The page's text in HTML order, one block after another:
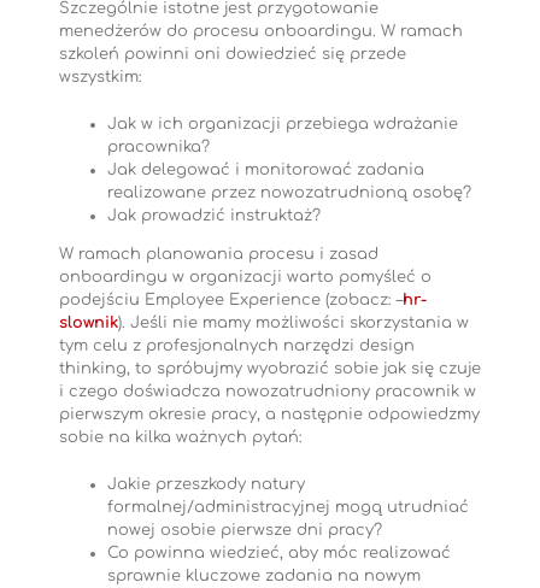
Szczególnie istotne jest przygotowanie
menedżerów do procesu onboardingu. W ramach
szkoleń powinni oni dowiedzieć się przede
wszystkim:
Jak w ich organizacji przebiega wdrażanie
pracownika?
Jak delegować i monitorować zadania
realizowane przez nowozatrudnioną osobę?
Jak prowadzić instruktaż?
W ramach planowania procesu i zasad
onboardingu w organizacji warto pomyśleć o
podejściu Employee Experience (zobacz: –hr-
slownik). Jeśli nie mamy możliwości skorzystania w
tym celu z profesjonalnych narzędzi design
thinking, to spróbujmy wyobrazić sobie jak się czuje
i czego doświadcza nowozatrudniony pracownik w
pierwszym okresie pracy, a następnie odpowiedzmy
sobie na kilka ważnych pytań:
Jakie przeszkody natury
formalnej/administracyjnej mogą utrudniać
nowej osobie pierwsze dni pracy?
Co powinna wiedzieć, aby móc realizować
sprawnie kluczowe zadania na nowym